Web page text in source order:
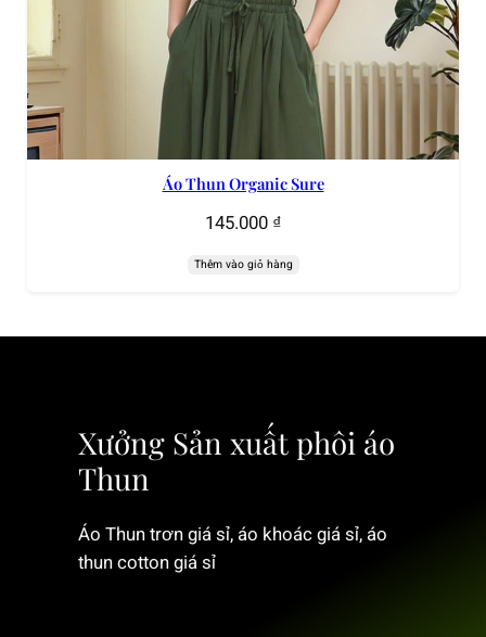
Áo Thun Organic Sure
145.000 ₫
Thêm vào giỏ hàng
Xưởng Sản xuất phôi áo
Thun
Áo Thun trơn giá sỉ, áo khoác giá sỉ, áo
thun cotton giá sỉ